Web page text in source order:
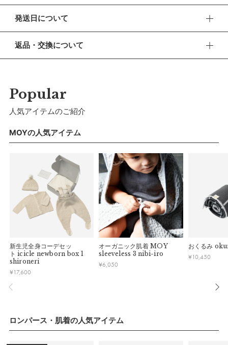
縫い目がなく、赤ちゃんへの肌あたりが優しい立体的なホール
く、インナーとして着用しても、すっきりしたシルエットをキ
ープ。
ブルマと合わせて外着としてのコーディネートもおすすめで
す。
白磁のようなカラーリングが、様々なコーディネートに調和し
品質にこだわりのある方への贈り物におすすめのmade in
Japan。
モデル: 1歳1ヶ月、69cm／6か月、64cｍ
※こちらの商品は、特許出願中です。
発送日について
休業期間 2026年8月13日(木) 〜 16日(日)
おります。
【お問い合わせ・発送の再開について】
休業中にいただいたお問い合わせやご注文につきましては、翌
営業日より順次対応させていただきます。
いただく場合がございます。あらかじめご了承ください。
※ 夏季休業のご案内
■ 出荷について
午前9時までのご注文は、【営業日から当日】の発送となりま
午前9時以降のご注文は、【翌営業日】の発送となります。
■ ご注意
・土日祝日および当社長期休業日（年末年始・ゴールデンウィ
ーク・お盆等）は出荷業務とお問い合わせ対応がお休みとな
遅れる可能性があるため、あらかじめご了承ください。
返品・交換について
ずご連絡ください。
■ お客様都合による返品・交換
ります。
■ 初期不良・商品間違いによる返品・交換
早急に対応させていただきます。交換の際の往復の手数料は、
弊社で負担いたします。
■ ご注意
・初期不良、商品間違いなどによる返品の場合でも、長期経過
している場合お断りさせていただきます。
・お客様のイメージ違いによる返品は受け付けしかねます。
・刺しゅうを入れた商品、ラッピング商材は、返品・交換はで
きかねますのでご了承お願いします。
・ご不明点などございましたらお気軽にお問い合わせくださ
い。
Popular
人気アイテムのご紹介
MOYの人気アイテム
新生児全身コーデセッ
ト icicle newborn box 1
shironeri
¥17,600
オーガニック肌着 MOY
sleeveless 3 nibi-iro
¥6,050
おくるみ
¥10,450
ロンパース・肌着の人気アイテム